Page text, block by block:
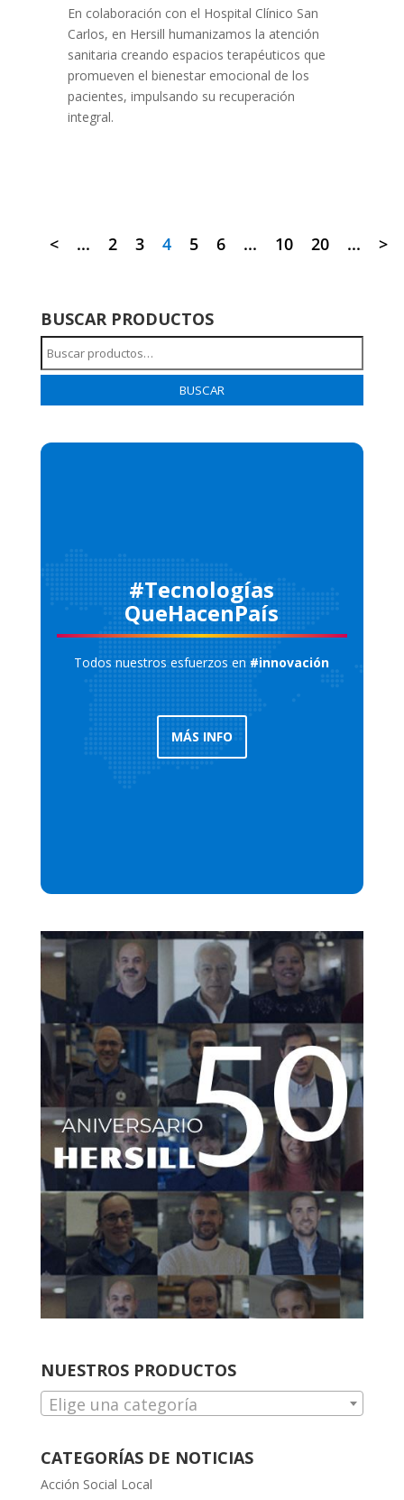
En colaboración con el Hospital Clínico San
Carlos, en Hersill humanizamos la atención
sanitaria creando espacios terapéuticos que
promueven el bienestar emocional de los
pacientes, impulsando su recuperación
integral.
< ... 2 3 4 5 6 ... 10 20 ... >
BUSCAR PRODUCTOS
Buscar
por:
BUSCAR
#Tecnologías
QueHacenPaís
Todos nuestros esfuerzos en #innovación
MÁS INFO
NUESTROS PRODUCTOS
Elige una categoría
CATEGORÍAS DE NOTICIAS
Acción Social Local